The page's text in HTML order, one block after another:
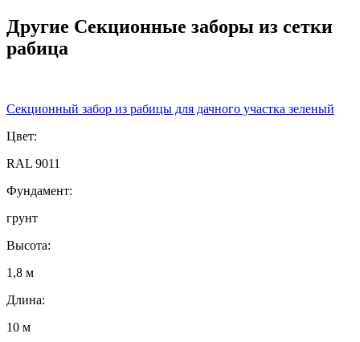
Другие Секционные заборы из сетки
рабица
Секционный забор из рабицы для дачного участка зеленый
Цвет:
RAL 9011
Фундамент:
грунт
Высота:
1,8 м
Длина:
10 м